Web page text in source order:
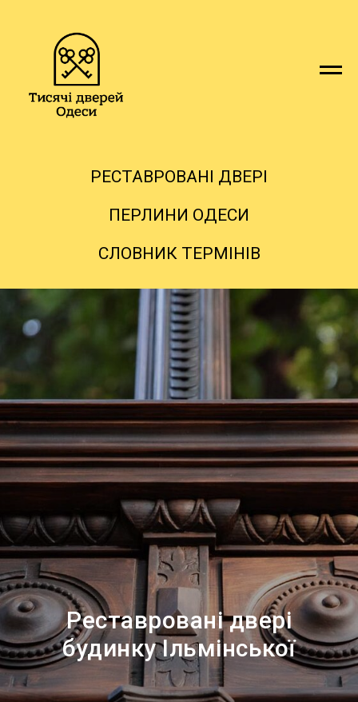
РЕСТАВРОВАНІ ДВЕРІ
ПЕРЛИНИ ОДЕСИ
СЛОВНИК ТЕРМІНІВ
Реставровані двері
будинку Ільмінської